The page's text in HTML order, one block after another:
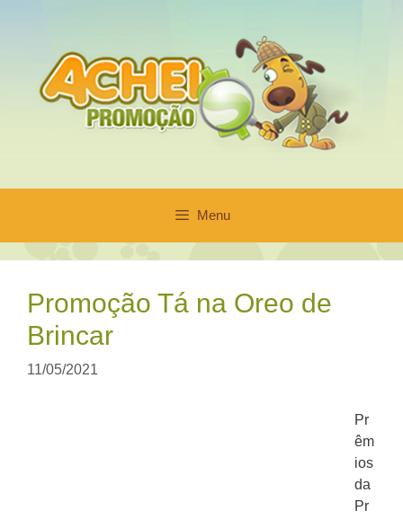
conteúdo
Menu
Promoção Tá na Oreo de
Brincar
11/05/2021
Pr
êm
ios
da
Pr